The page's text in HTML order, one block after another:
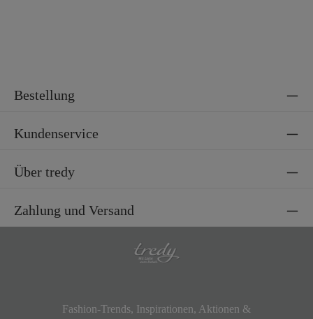
Bestellung
Kundenservice
Über tredy
Zahlung und Versand
Fashion-Trends, Inspirationen, Aktionen &